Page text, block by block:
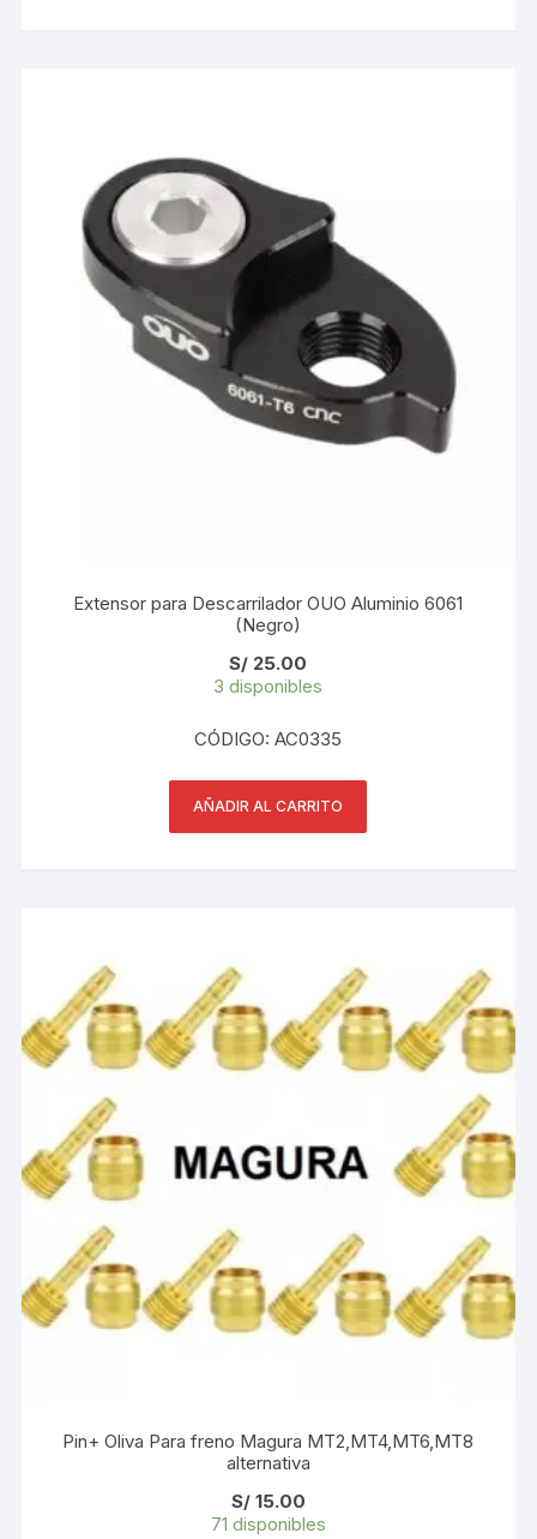
Extensor para Descarrilador OUO Aluminio 6061
(Negro)
S/ 25.00
3 disponibles
CÓDIGO: AC0335
AÑADIR AL CARRITO
Pin+ Oliva Para freno Magura MT2,MT4,MT6,MT8
alternativa
S/15.00
71 disponibles